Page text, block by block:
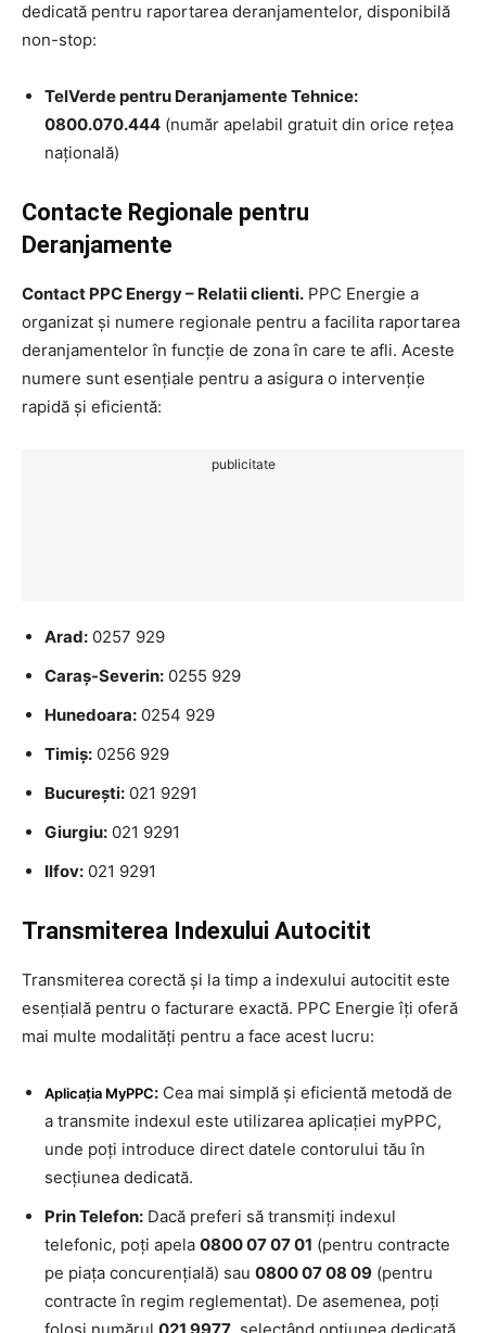
dedicată pentru raportarea deranjamentelor, disponibilă
non-stop:
TelVerde pentru Deranjamente Tehnice:
0800.070.444 (număr apelabil gratuit din orice rețea
națională)
Contacte Regionale pentru
Deranjamente
Contact PPC Energy – Relatii clienti. PPC Energie a
organizat și numere regionale pentru a facilita raportarea
deranjamentelor în funcție de zona în care te afli. Aceste
numere sunt esențiale pentru a asigura o intervenție
rapidă și eficientă:
publicitate
Arad: 0257 929
Caraș-Severin: 0255 929
Hunedoara: 0254 929
Timiș: 0256 929
București: 021 9291
Giurgiu: 021 9291
Ilfov: 021 9291
Transmiterea Indexului Autocitit
Transmiterea corectă și la timp a indexului autocitit este
esențială pentru o facturare exactă. PPC Energie îți oferă
mai multe modalități pentru a face acest lucru:
Aplicația MyPPC: Cea mai simplă și eficientă metodă de
a transmite indexul este utilizarea aplicației myPPC,
unde poți introduce direct datele contorului tău în
secțiunea dedicată.
Prin Telefon: Dacă preferi să transmiți indexul
telefonic, poți apela 0800 07 07 01 (pentru contracte
pe piața concurențială) sau 0800 07 08 09 (pentru
contracte în regim reglementat). De asemenea, poți